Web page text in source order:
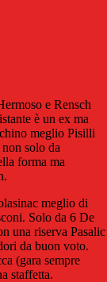
e Rensch
è un ex ma
meglio Pisilli
solo da
forma ma
meglio di
Solo da 6 De
una riserva Pasalic
da buon voto.
(gara sempre
staffetta.